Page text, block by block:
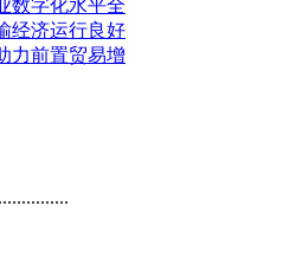
数字化水平全
经济运行良好
力前置贸易增